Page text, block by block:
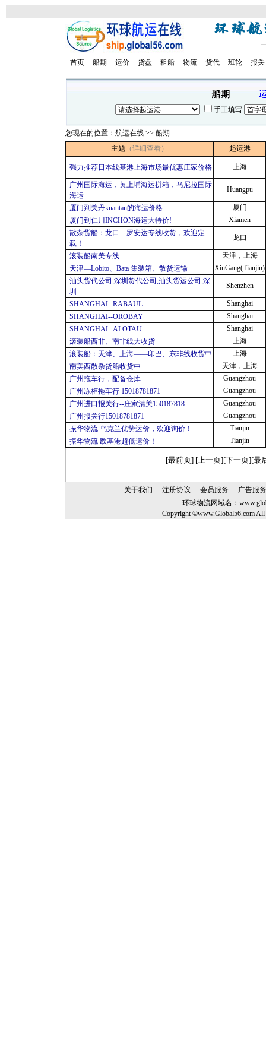
首页 船期 运价 货盘 租船 物流 货代 班轮 报关
手工填写
您现在的位置：航运在线 >> 船期
主题 （详细查看） 起运港
强力推荐日本线基港上海市场最优惠庄家价格 上海
广州国际海运，黄上埔海运拼箱，马尼拉国际
海运
Huangpu
厦门到关丹kuantan的海运价格
厦门
厦门到仁川INCHON海运大特价!
Xiamen
散杂货船：龙口－罗安达专线收货，欢迎定
载！
龙口
滚装船南美专线
天津，上海
天津—Lobito、Bata 集装箱、散货运输
XinGang(Tianjin)
汕头货代公司,深圳货代公司,汕头货运公司,深
圳
Shenzhen
SHANGHAI--RABAUL
Shanghai
SHANGHAI--OROBAY
Shanghai
SHANGHAI--ALOTAU
Shanghai
滚装船西非、南非线大收货
上海
滚装船：天津、上海——印巴、东非线收货中
上海
南美西散杂货船收货中
天津，上海
广州拖车行，配备仓库
Guangzhou
广州冻柜拖车行 15018781871
Guangzhou
广州进口报关行--庄家清关150187818
Guangzhou
广州报关行15018781871
Guangzhou
振华物流 乌克兰优势运价，欢迎询价！
Tianjin
振华物流 欧基港超低运价！
Tianjin
[最前页] [上一页][下一页][最
关于我们 注册协议 会员服务
广告服务
环球物流网域名：
Copyright ©www.Global56.com All